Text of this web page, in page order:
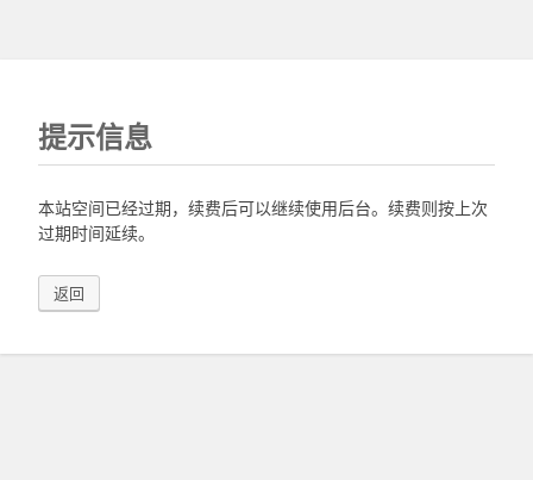
提示信息
本站空间已经过期，续费后可以继续使用后台。续费则按上次
过期时间延续。
返回